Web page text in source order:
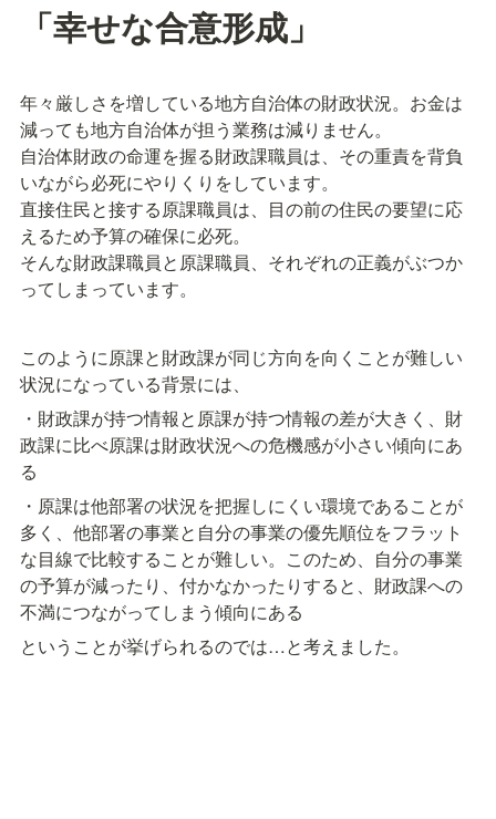
「幸せな合意形成」
年々厳しさを増している地方自治体の財政状況。お金は
減っても地方自治体が担う業務は減りません。
自治体財政の命運を握る財政課職員は、その重責を背負
いながら必死にやりくりをしています。
直接住民と接する原課職員は、目の前の住民の要望に応
えるため予算の確保に必死。
そんな財政課職員と原課職員、それぞれの正義がぶつか
ってしまっています。
このように原課と財政課が同じ方向を向くことが難しい
状況になっている背景には、
・財政課が持つ情報と原課が持つ情報の差が大きく、財
政課に比べ原課は財政状況への危機感が小さい傾向にあ
る
・原課は他部署の状況を把握しにくい環境であることが
多く、他部署の事業と自分の事業の優先順位をフラット
な目線で比較することが難しい。このため、自分の事業
の予算が減ったり、付かなかったりすると、財政課への
不満につながってしまう傾向にある